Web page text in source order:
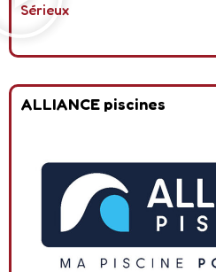
Sérieux
ALLIANCE piscines